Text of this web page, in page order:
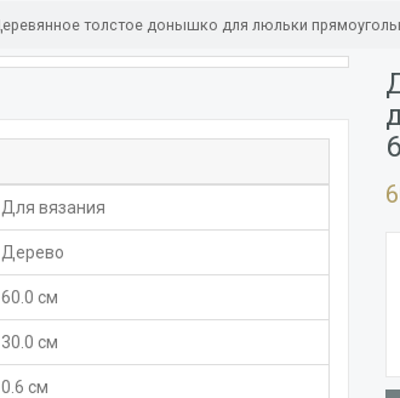
толстое донышко для люльки
Для вязания
Дерево
60.0 см
30.0 см
0.6 см